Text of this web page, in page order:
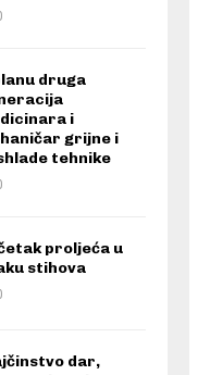
druga
i
grijne i
tehnike
proljeća u
stihova
dar,